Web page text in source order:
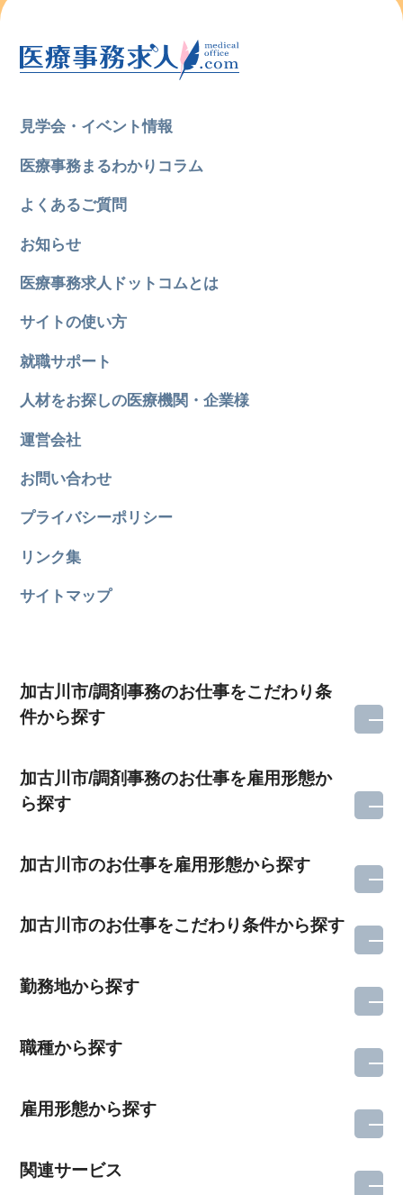
見学会・イベント情報
医療事務まるわかりコラム
よくあるご質問
お知らせ
医療事務求人ドットコムとは
サイトの使い方
就職サポート
人材をお探しの医療機関・企業様
運営会社
お問い合わせ
プライバシーポリシー
リンク集
サイトマップ
加古川市/調剤事務のお仕事をこだわり条
件から探す
加古川市/調剤事務のお仕事を雇用形態か
ら探す
加古川市のお仕事を雇用形態から探す
加古川市のお仕事をこだわり条件から探す
勤務地から探す
職種から探す
雇用形態から探す
関連サービス